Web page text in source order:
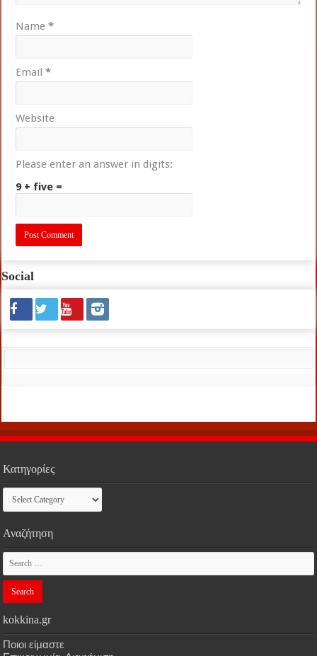
Name*
Email*
Website
Please enter an answer in digits:
9 + five =
Social
Κατηγορίες
Κατηγορίες
Αναζήτηση
kokkina.gr
Ποιοι είμαστε